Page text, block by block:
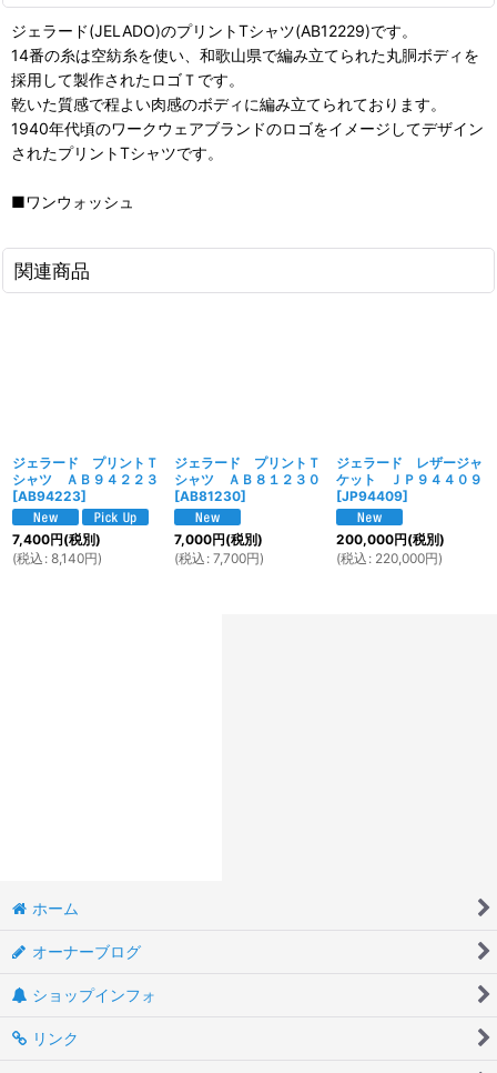
ジェラード(JELADO)のプリントTシャツ(AB12229)です。
14番の糸は空紡糸を使い、和歌山県で編み立てられた丸胴ボディを
採用して製作されたロゴＴです。
乾いた質感で程よい肉感のボディに編み立てられております。
1940年代頃のワークウェアブランドのロゴをイメージしてデザイン
されたプリントTシャツです。
■ワンウォッシュ
関連商品
ジェラード プリントＴ
シャツ ＡＢ９４２２３
[AB94223]
7,400円(税別)
(税込 : 8,140円)
ジェラード プリントＴ
シャツ ＡＢ８１２３０
[AB81230]
7,000円(税別)
(税込 : 7,700円)
ジェラード レザージャ
ケット ＪＰ９４４０９
[JP94409]
200,000円(税別)
(税込 : 220,000円)
ホーム
オーナーブログ
ショップインフォ
リンク